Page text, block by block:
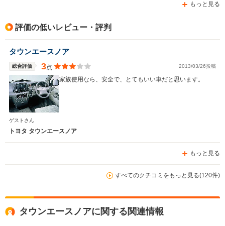
もっと見る
評価の低いレビュー・評判
タウンエースノア
総合評価 3点 2013/03/26投稿
家族使用なら、安全で、とてもいい車だと思います。
ゲストさん
トヨタ タウンエースノア
もっと見る
すべてのクチコミをもっと見る(120件)
タウンエースノアに関する関連情報